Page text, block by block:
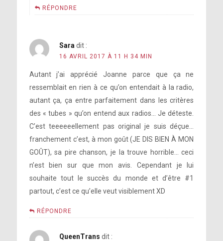
RÉPONDRE
Sara dit :
16 AVRIL 2017 À 11 H 34 MIN
Autant j’ai apprécié Joanne parce que ça ne
ressemblait en rien à ce qu’on entendait à la radio,
autant ça, ça entre parfaitement dans les critères
des « tubes » qu’on entend aux radios… Je déteste.
C’est teeeeeellement pas original je suis déçue…
franchement c’est, à mon goût (JE DIS BIEN À MON
GOÛT), sa pire chanson, je la trouve horrible… ceci
n’est bien sur que mon avis. Cependant je lui
souhaite tout le succès du monde et d’être #1
partout, c’est ce qu’elle veut visiblement XD
RÉPONDRE
QueenTrans dit :